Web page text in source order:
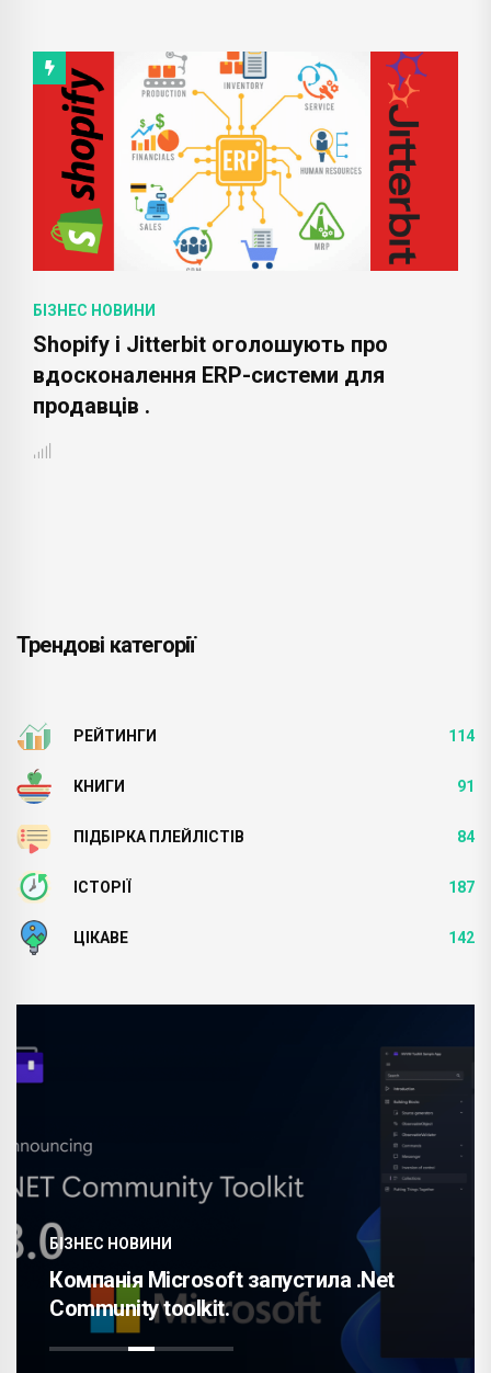
БІЗНЕС НОВИНИ
Shopify і Jitterbit оголошують про
вдосконалення ERP-системи для
продавців .
Трендові категорії
РЕЙТИНГИ 114
КНИГИ 91
ПІДБІРКА ПЛЕЙЛІСТІВ 84
ІСТОРІЇ 187
ЦІКАВЕ 142
БІЗНЕС НОВИНИ
Компанія Microsoft запустила .Net
Community toolkit.